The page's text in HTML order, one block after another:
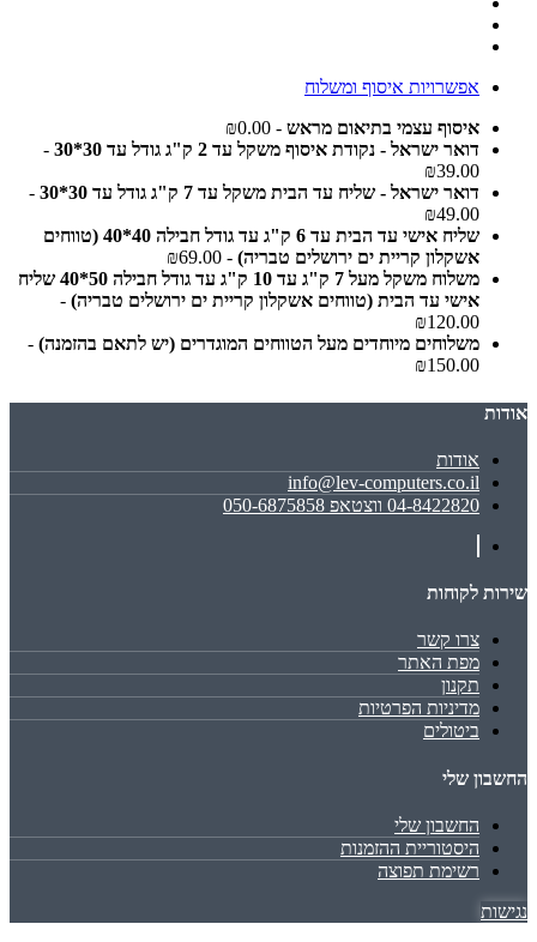
אפשרויות איסוף ומשלוח
איסוף עצמי בתיאום מראש - ₪0.00
דואר ישראל - נקודת איסוף משקל עד 2 ק"ג גודל עד 30*30
-
₪39.00
דואר ישראל - שליח עד הבית משקל עד 7 ק"ג גודל עד 30*30
-
₪49.00
שליח אישי עד הבית עד 6 ק"ג עד גודל חבילה 40*40 (טווחים
אשקלון קריית ים ירושלים טבריה) - ₪69.00
משלוח משקל מעל 7 ק"ג עד 10 ק"ג עד גודל חבילה 50*40 שליח
אישי עד הבית (טווחים אשקלון קריית ים ירושלים טבריה) -
₪120.00
משלוחים מיוחדים מעל הטווחים המוגדרים (יש לתאם בהזמנה) -
₪150.00
אודות
אודות
info@lev-computers.co.il
04-8422820 ווצטאפ 050-6875858
שירות לקוחות
צרו קשר
מפת האתר
תקנון
מדיניות הפרטיות
ביטולים
החשבון שלי
החשבון שלי
היסטוריית ההזמנות
רשימת תפוצה
נגישות